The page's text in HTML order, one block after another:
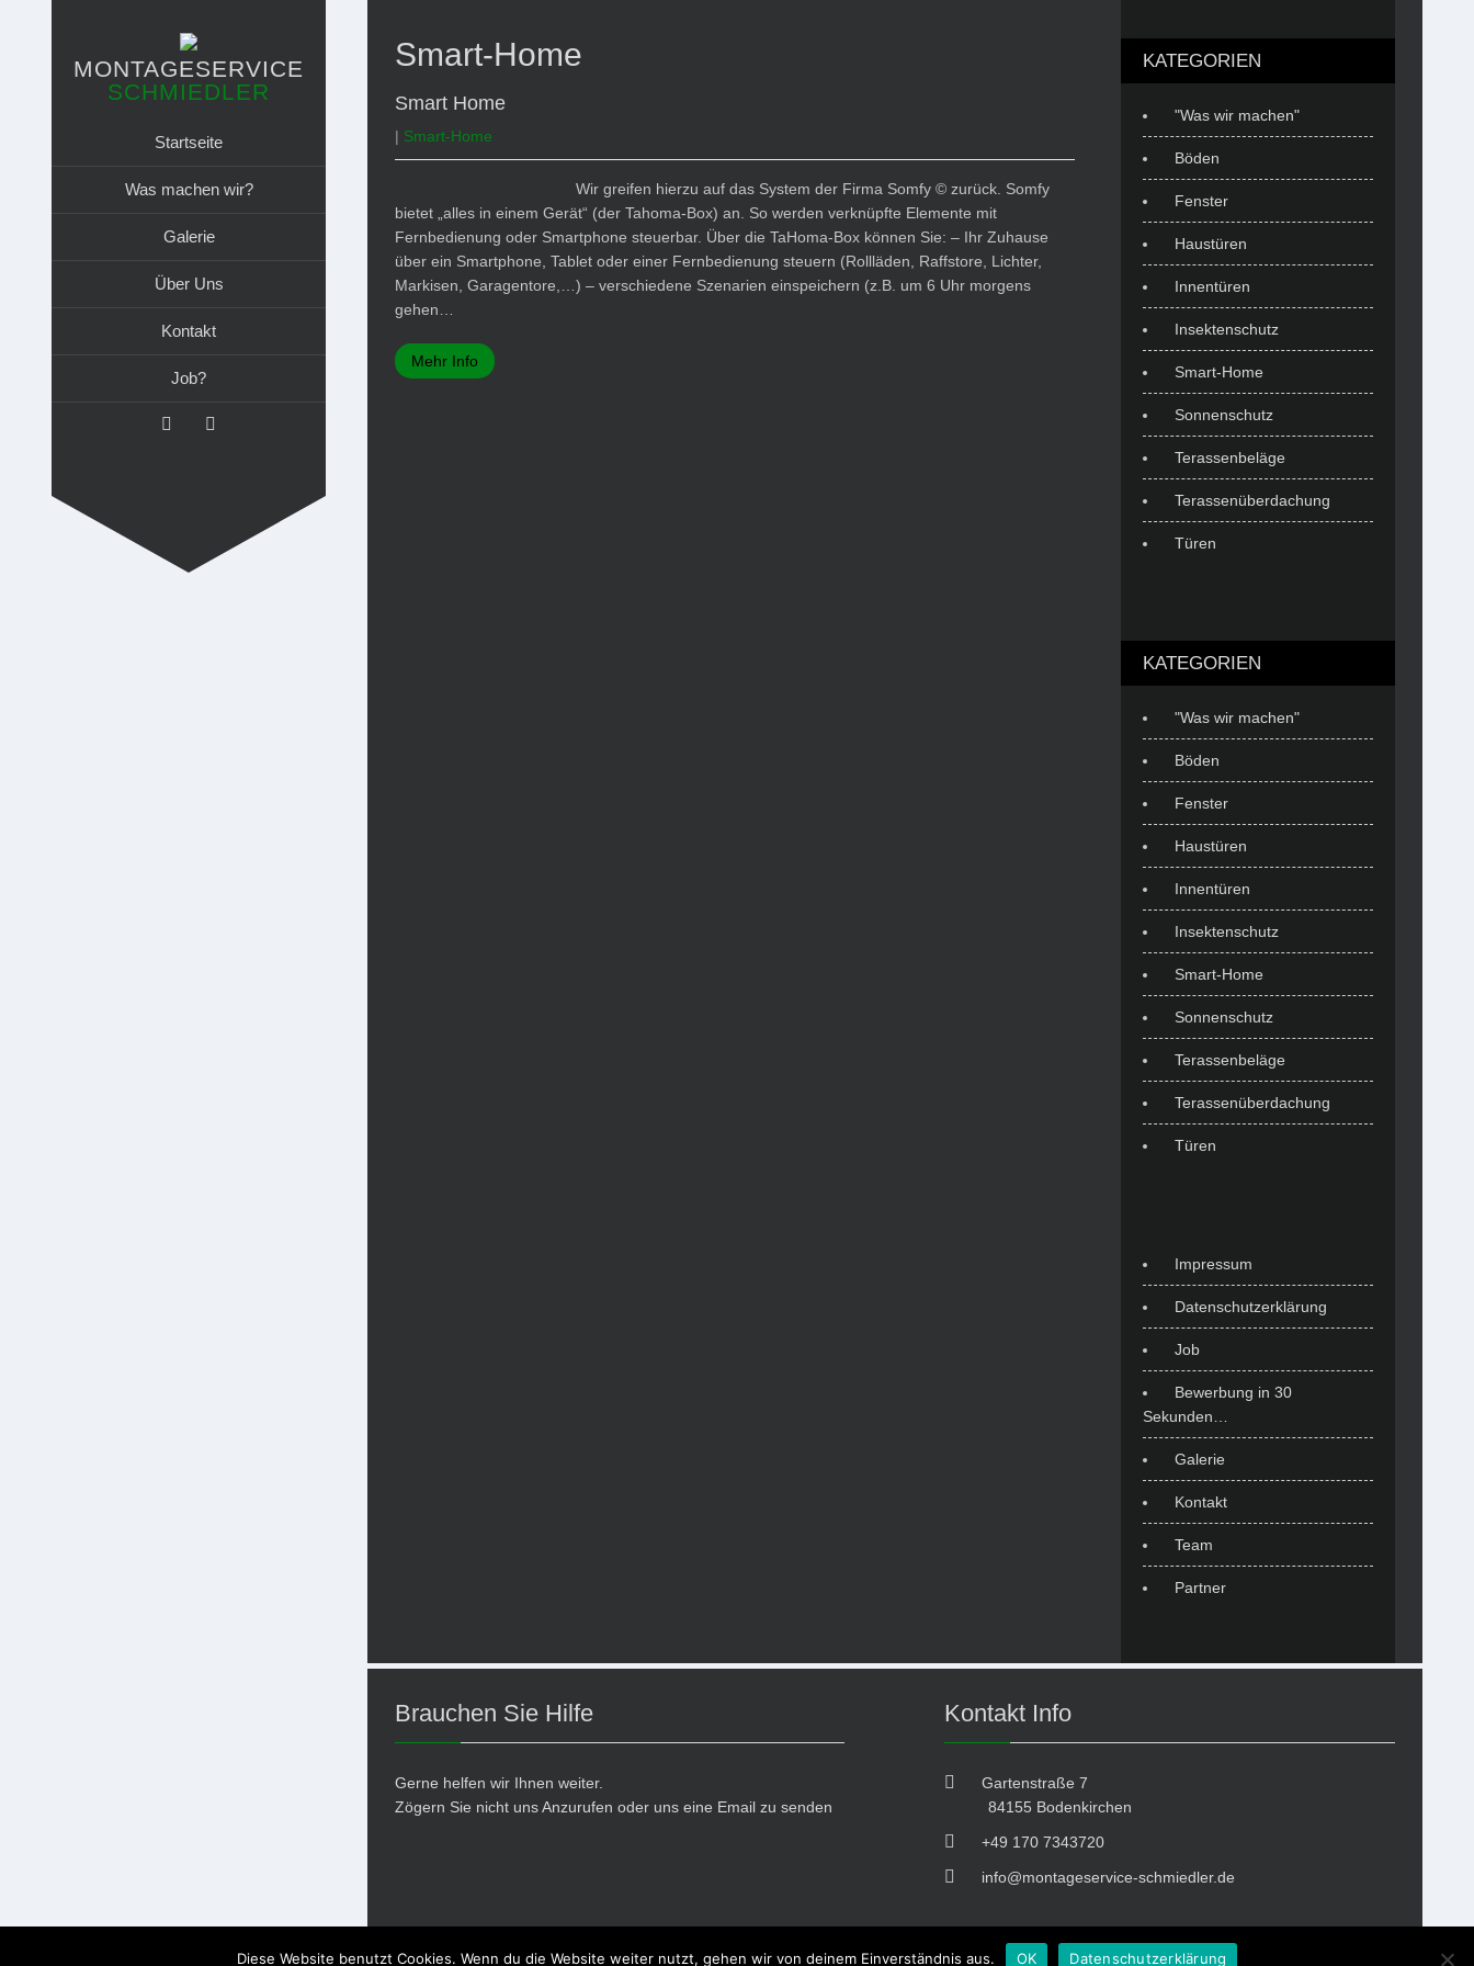
MONTAGESERVICE
SCHMIEDLER
Startseite
Was machen wir?
Galerie
Über Uns
Kontakt
Job?
Smart-Home
Smart Home
| Smart-Home
Wir greifen hierzu auf das System der Firma Somfy © zurück. Somfy
bietet „alles in einem Gerät“ (der Tahoma-Box) an. So werden verknüpfte Elemente mit
Fernbedienung oder Smartphone steuerbar. Über die TaHoma-Box können Sie: – Ihr Zuhause
über ein Smartphone, Tablet oder einer Fernbedienung steuern (Rollläden, Raffstore, Lichter,
Markisen, Garagentore,…) – verschiedene Szenarien einspeichern (z.B. um 6 Uhr morgens
gehen…
Mehr Info
KATEGORIEN
"Was wir machen"
Böden
Fenster
Haustüren
Innentüren
Insektenschutz
Smart-Home
Sonnenschutz
Terassenbeläge
Terassenüberdachung
Türen
KATEGORIEN
"Was wir machen"
Böden
Fenster
Haustüren
Innentüren
Insektenschutz
Smart-Home
Sonnenschutz
Terassenbeläge
Terassenüberdachung
Türen
Impressum
Datenschutzerklärung
Job
Bewerbung in 30
Sekunden…
Galerie
Kontakt
Team
Partner
Brauchen Sie Hilfe
Gerne helfen wir Ihnen weiter.
Zögern Sie nicht uns Anzurufen oder uns eine Email zu senden
Kontakt Info
Gartenstraße 7
84155 Bodenkirchen
+49 170 7343720
info@montageservice-schmiedler.de
Diese Website benutzt Cookies. Wenn du die Website weiter nutzt, gehen wir von deinem Einverständnis aus. OK Datenschutzerklärung